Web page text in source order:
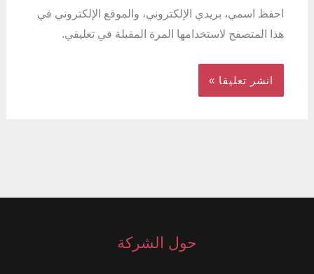
احفظ اسمي، بريدي الإلكتروني، والموقع الإلكتروني في
هذا المتصفح لاستخدامها المرة المقبلة في تعليقي.
حول الشركة